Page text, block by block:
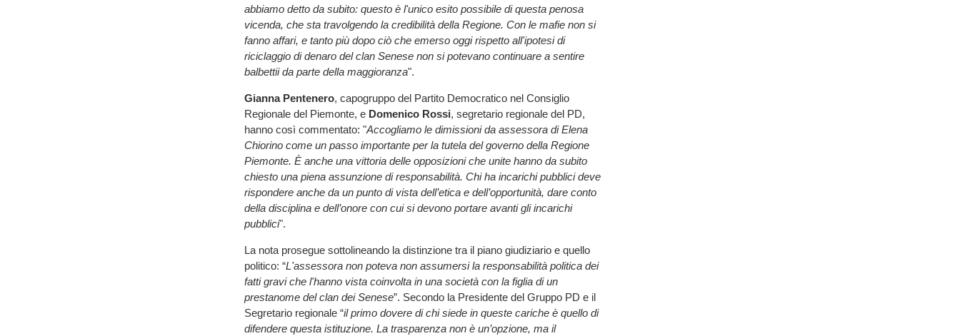
abbiamo detto da subito: questo è l'unico esito possibile di questa penosa
vicenda, che sta travolgendo la credibilità della Regione. Con le mafie non si
fanno affari, e tanto più dopo ciò che emerso oggi rispetto all'ipotesi di
riciclaggio di denaro del clan Senese non si potevano continuare a sentire
balbettii da parte della maggioranza".
Gianna Pentenero, capogruppo del Partito Democratico nel Consiglio
Regionale del Piemonte, e Domenico Rossi, segretario regionale del PD,
hanno così commentato: "Accogliamo le dimissioni da assessora di Elena
Chiorino come un passo importante per la tutela del governo della Regione
Piemonte. È anche una vittoria delle opposizioni che unite hanno da subito
chiesto una piena assunzione di responsabilità. Chi ha incarichi pubblici deve
rispondere anche da un punto di vista dell’etica e dell’opportunità, dare conto
della disciplina e dell’onore con cui si devono portare avanti gli incarichi
pubblici".
La nota prosegue sottolineando la distinzione tra il piano giudiziario e quello
politico: “L'assessora non poteva non assumersi la responsabilità politica dei
fatti gravi che l'hanno vista coinvolta in una società con la figlia di un
prestanome del clan dei Senese”. Secondo la Presidente del Gruppo PD e il
Segretario regionale “il primo dovere di chi siede in queste cariche è quello di
difendere questa istituzione. La trasparenza non è un’opzione, ma il